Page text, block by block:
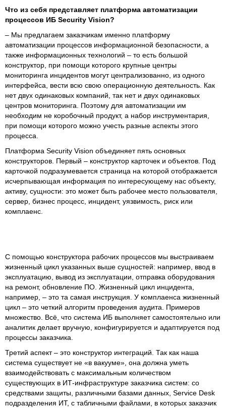
Что из себя представляет платформа автоматизации
процессов ИБ Security Vision?
– Мы предлагаем заказчикам именно платформу
автоматизации процессов информационной безопасности, а
также информационных технологий – то есть большой
конструктор, при помощи которого крупные центры
мониторинга инцидентов могут централизованно, из одного
интерфейса, вести всю свою операционную деятельность. Как
нет двух одинаковых компаний, так нет и двух одинаковых
центров мониторинга. Поэтому для автоматизации им
необходим не коробочный продукт, а набор инструментария,
при помощи которого можно учесть разные аспекты этого
процесса.
Платформа Security Vision объединяет пять основных
конструкторов. Первый – конструктор карточек и объектов. Под
карточкой подразумевается страница на которой отображается
исчерпывающая информация по интересующему нас объекту,
активу, сущности: это может быть рабочее место пользователя,
сервер, бизнес процесс, инцидент, уязвимость, риск или
комплаенс.
С помощью конструктора рабочих процессов мы выстраиваем
жизненный цикл указанных выше сущностей: например, ввод в
эксплуатацию, вывод из эксплуатации, отправка оборудования
на ремонт, обновление ПО. Жизненный цикл инцидента,
например, – это та самая инструкция. У комплаенса жизненный
цикл – это четкий алгоритм проведения аудита. Примеров
множество. Всё, что система ИБ выполняет самостоятельно или
аналитик делает вручную, конфигурируется и адаптируется под
процессы заказчика.
Третий аспект – это конструктор интеграций. Так как наша
система существует не «в вакууме», она должна уметь
взаимодействовать с максимальным количеством
существующих в ИТ-инфраструктуре заказчика систем: со
средствами защиты, различными базами данных, Service Desk
подразделения ИТ, с табличными файлами, в которых заказчик